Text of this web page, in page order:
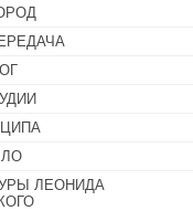
ЛЕОНИДА